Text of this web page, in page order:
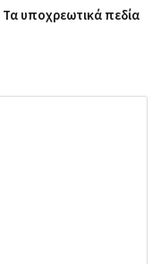
Τα υποχρεωτικά πεδία